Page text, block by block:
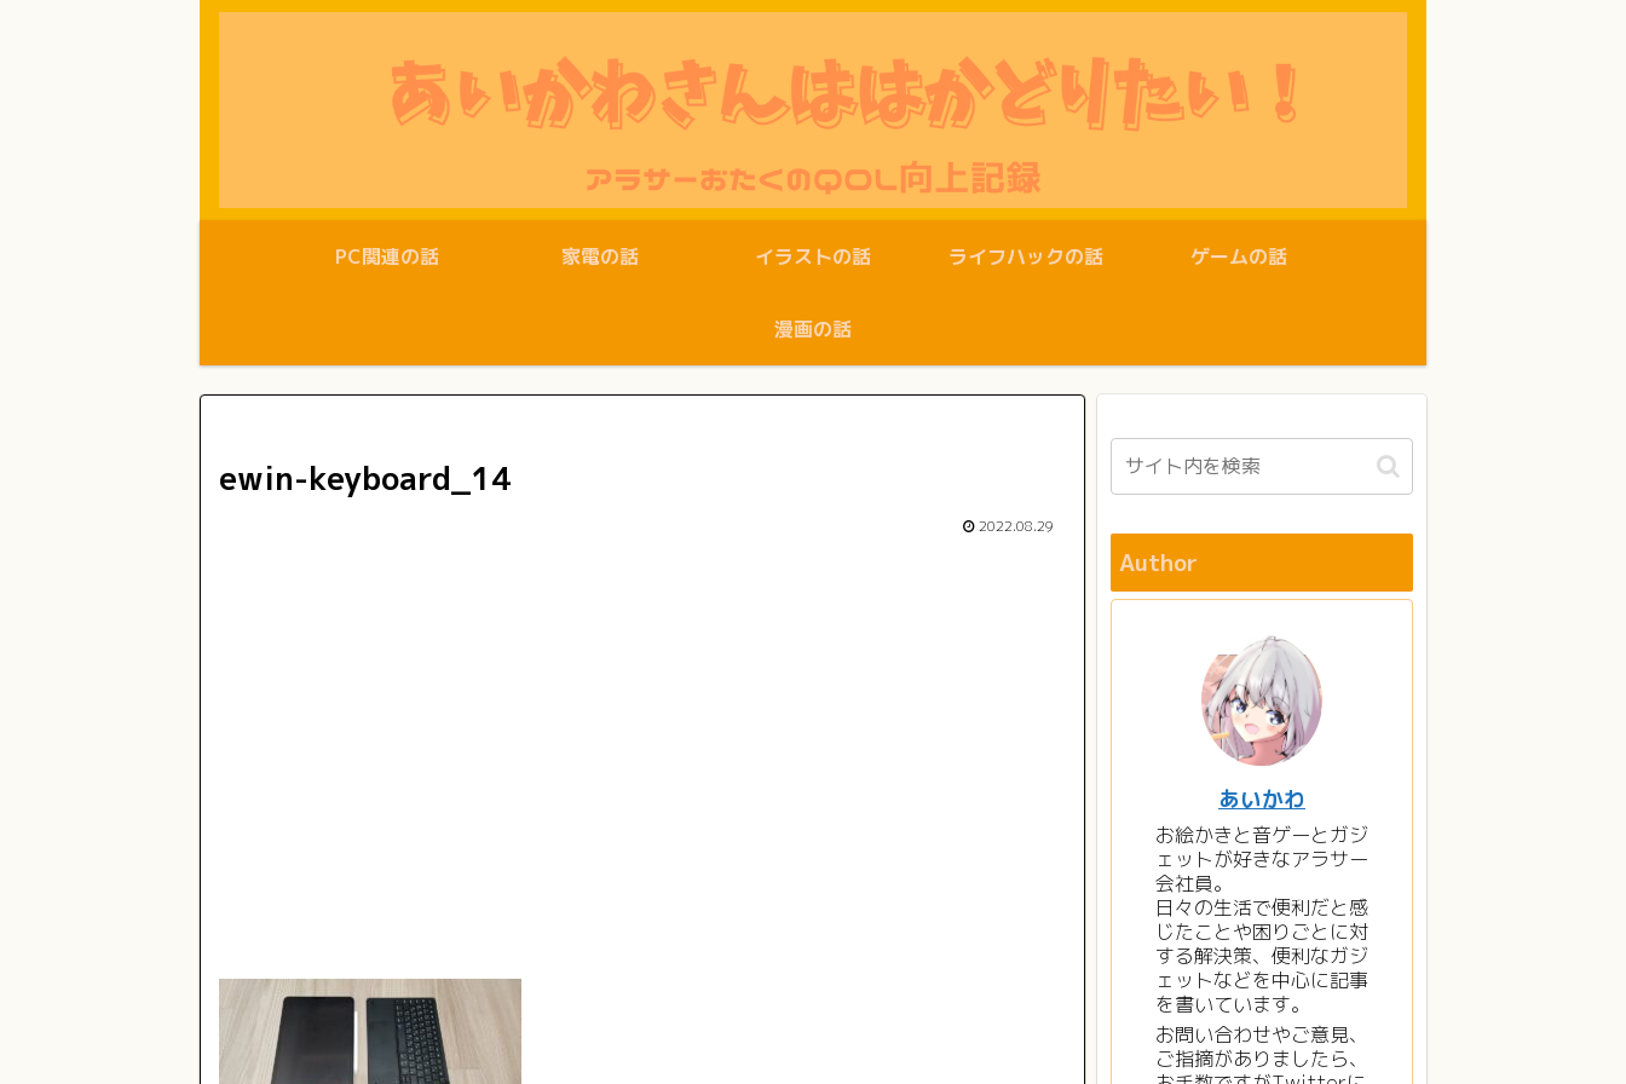
PC関連の話 家電の話 イラストの話 ライフハックの話 ゲームの話
漫画の話
ewin-keyboard_14
2022.08.29
Author
あいかわ
お絵かきと音ゲーとガジ
ェットが好きなアラサー
会社員。
日々の生活で便利だと感
じたことや困りごとに対
する解決策、便利なガジ
ェットなどを中心に記事
を書いています。
お問い合わせやご意見、
ご指摘がありましたら、